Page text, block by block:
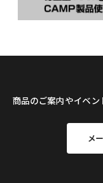
商品のご案内やイベン
メ